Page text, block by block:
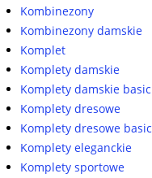
Kombinezony
Kombinezony damskie
Komplet
Komplety damskie
Komplety damskie basic
Komplety dresowe
Komplety dresowe basic
Komplety eleganckie
Komplety sportowe